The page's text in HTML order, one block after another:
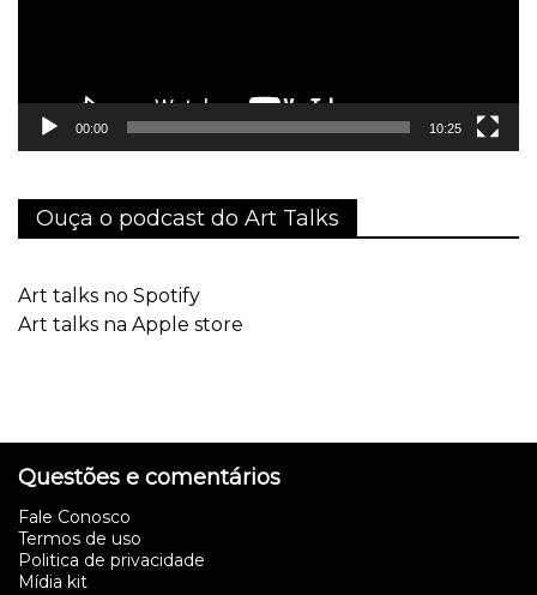
00:00 10:25
Ouça o podcast do Art Talks
Art talks no Spotify
Art talks na Apple store
Questões e comentários
Fale Conosco
Termos de uso
Politica de privacidade
Mídia kit